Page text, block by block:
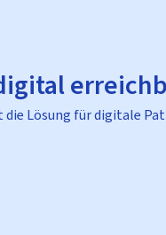
Lösung für digitale